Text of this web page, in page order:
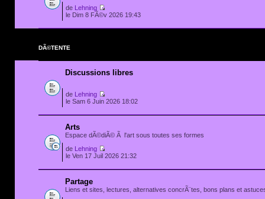
de
Lehning
le Dim 8 FÃ©v 2026 19:43
DÃ©TENTE
Discussions libres
de
Lehning
le Sam 6 Juin 2026 18:02
Arts
Espace dÃ©diÃ© Ã l'art sous toutes ses formes
de
Lehning
le Ven 17 Juil 2026 21:32
Partage
Liens et sites, lectures, alternatives concrÃ¨tes, bons plans et